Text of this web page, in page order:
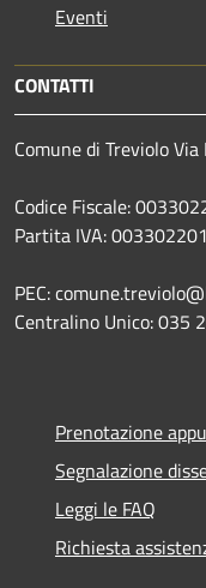
Eventi
CONTATTI
Comune di Treviolo
Codice Fiscale:
Partita IVA:
PEC:
Centralino Unico:035
Prenotazione
Segnalazione
Leggi le FAQ
Richiesta